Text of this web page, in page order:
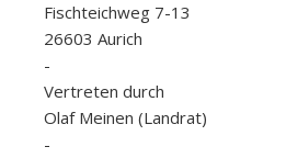
Fischteichweg 7-13
26603 Aurich
-
Vertreten durch
Olaf Meinen (Landrat)
-